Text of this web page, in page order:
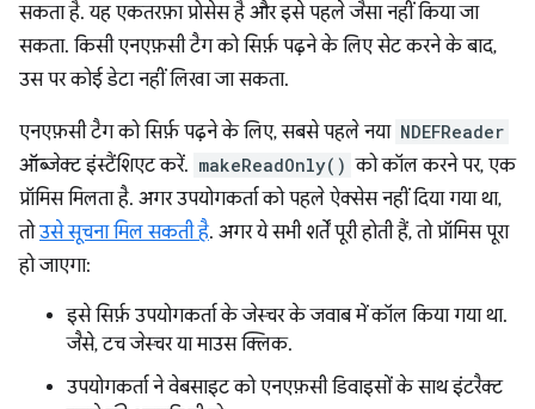
सकता है. यह एकतरफ़ा प्रोसेस है और इसे पहले जैसा नहीं किया जा
सकता. किसी एनएफ़सी टैग को सिर्फ़ पढ़ने के लिए सेट करने के बाद,
उस पर कोई डेटा नहीं लिखा जा सकता.
एनएफ़सी टैग को सिर्फ़ पढ़ने के लिए, सबसे पहले नया NDEFReader
ऑब्जेक्ट इंस्टैंशिएट करें. makeReadOnly() को कॉल करने पर, एक
प्रॉमिस मिलता है. अगर उपयोगकर्ता को पहले ऐक्सेस नहीं दिया गया था,
तोउसे सूचना मिल सकती है. अगर ये सभी शर्तें पूरी होती हैं, तो प्रॉमिस पूरा
हो जाएगा:
इसे सिर्फ़ उपयोगकर्ता के जेस्चर के जवाब में कॉल किया गया था.
जैसे, टच जेस्चर या माउस क्लिक.
उपयोगकर्ता ने वेबसाइट को एनएफ़सी डिवाइसों के साथ इंटरैक्ट